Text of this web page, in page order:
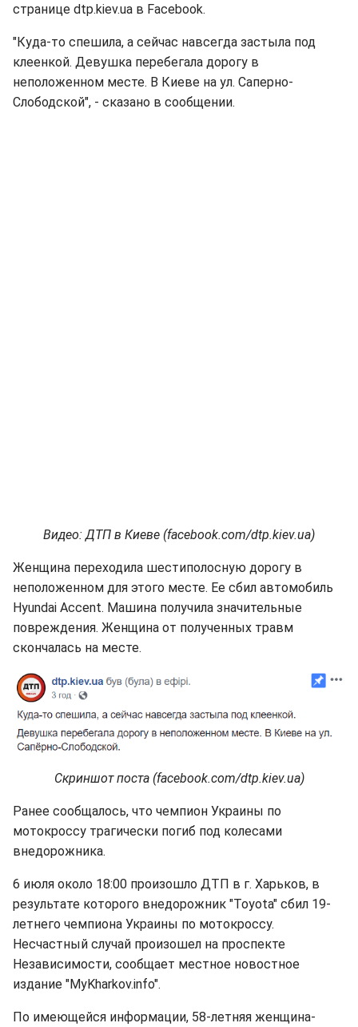
странице dtp.kiev.ua в Facebook.
"Куда-то спешила, а сейчас навсегда застыла под
клеенкой. Девушка перебегала дорогу в
неположенном месте. В Киеве на ул. Саперно-
Слободской", - сказано в сообщении.
Видео: ДТП в Киеве (facebook.com/dtp.kiev.ua)
Женщина переходила шестиполосную дорогу в
неположенном для этого месте. Ее сбил автомобиль
Hyundai Accent. Машина получила значительные
повреждения. Женщина от полученных травм
скончалась на месте.
Скриншот поста (facebook.com/dtp.kiev.ua)
Ранее сообщалось, что чемпион Украины по
мотокроссу трагически погиб под колесами
внедорожника.
6 июля около 18:00 произошло ДТП в г. Харьков, в
результате которого внедорожник "Toyota" сбил 19-
летнего чемпиона Украины по мотокроссу.
Несчастный случай произошел на проспекте
Независимости, сообщает местное новостное
издание "MyKharkov.info".
По имеющейся информации, 58-летняя женщина-